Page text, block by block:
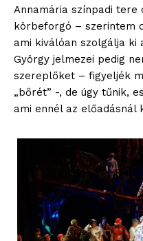
Annamária színpadi tere
körbeforgó – szerintem
ami kiválóan szolgálja ki
György jelmezei pedig
szereplőket – figyeljék
„bőrét” -, de úgy tűnik,
ami ennél az előadásnál